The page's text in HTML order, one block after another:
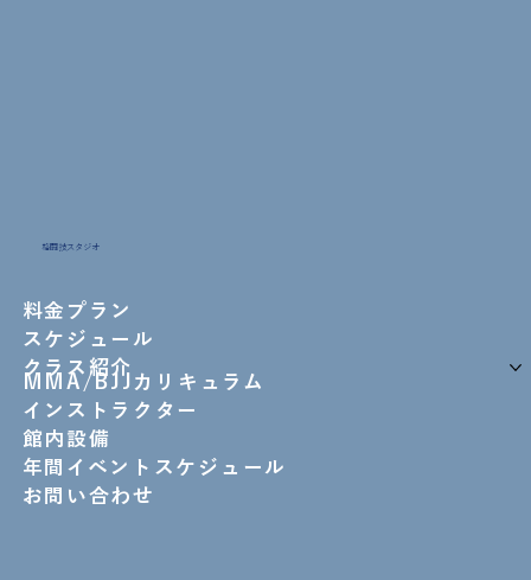
格闘技スタジオ
料金プラン
スケジュール
クラス紹介
MMA/BJJカリキュラム
インストラクター
館内設備
年間イベントスケジュール
お問い合わせ